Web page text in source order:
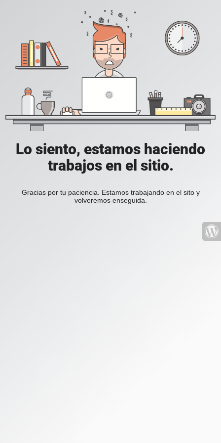
Lo siento, estamos haciendo
trabajos en el sitio.
Gracias por tu paciencia. Estamos trabajando en el sito y
volveremos enseguida.